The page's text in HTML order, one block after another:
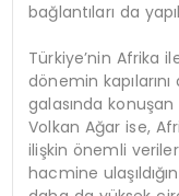
bağlantıları da
Türkiye’nin Afrika
dönemin
galasında konuşan
Volkan Ağar ise,
ilişkin önemli
hacmine